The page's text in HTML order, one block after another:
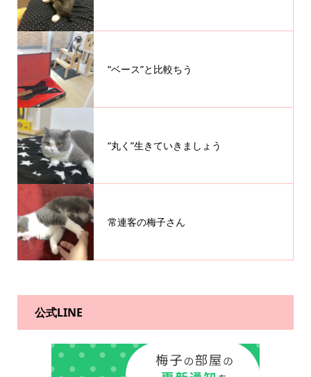
“ベース”と比較ちう
“丸く”生きていきましょう
常連客の梅子さん
公式LINE